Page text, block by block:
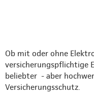
Ob mit oder ohne
versicherungspflichtige
beliebter - aber
Versicherungsschutz.